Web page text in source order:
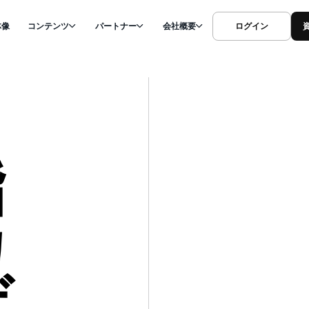
コンテンツ パートナー 会社概要 ログイン